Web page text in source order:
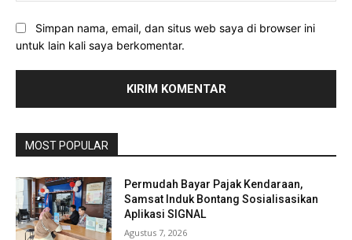
Simpan nama, email, dan situs web saya di browser ini
untuk lain kali saya berkomentar.
MOST POPULAR
Permudah Bayar Pajak Kendaraan,
Samsat Induk Bontang Sosialisasikan
Aplikasi SIGNAL
Agustus 7, 2026